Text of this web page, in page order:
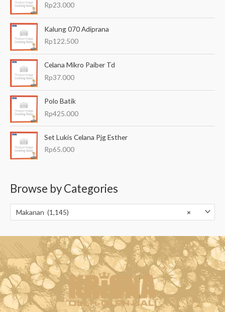
Rp23.000
Kalung 070 Adiprana
Rp122.500
Celana Mikro Paiber Td
Rp37.000
Polo Batik
Rp425.000
Set Lukis Celana Pjg Esther
Rp65.000
Browse by Categories
×
Makanan (1,145)